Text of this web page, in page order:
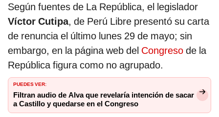
Según fuentes de La República, el legislador
Víctor Cutipa, de Perú Libre presentó su carta
de renuncia el último lunes 29 de mayo; sin
embargo, en la página web del Congreso de la
República figura como no agrupado.
PUEDES VER:
Filtran audio de Alva que revelaría intención de sacar
a Castillo y quedarse en el Congreso